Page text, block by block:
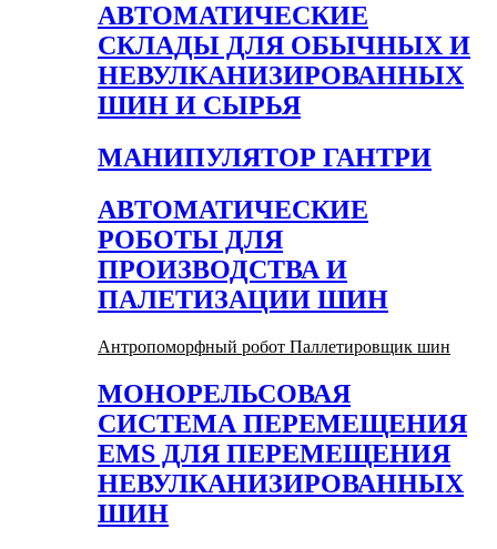
АВТОМАТИЧЕСКИЕ
СКЛАДЫ ДЛЯ ОБЫЧНЫХ И
НЕВУЛКАНИЗИРОВАННЫХ
ШИН И СЫРЬЯ
МАНИПУЛЯТОР ГАНТРИ
АВТОМАТИЧЕСКИЕ
РОБОТЫ ДЛЯ
ПРОИЗВОДСТВА И
ПАЛЕТИЗАЦИИ ШИН
Антропоморфный робот Паллетировщик шин
МОНОРЕЛЬСОВАЯ
СИСТЕМА ПЕРЕМЕЩЕНИЯ
EMS ДЛЯ ПЕРЕМЕЩЕНИЯ
НЕВУЛКАНИЗИРОВАННЫХ
ШИН